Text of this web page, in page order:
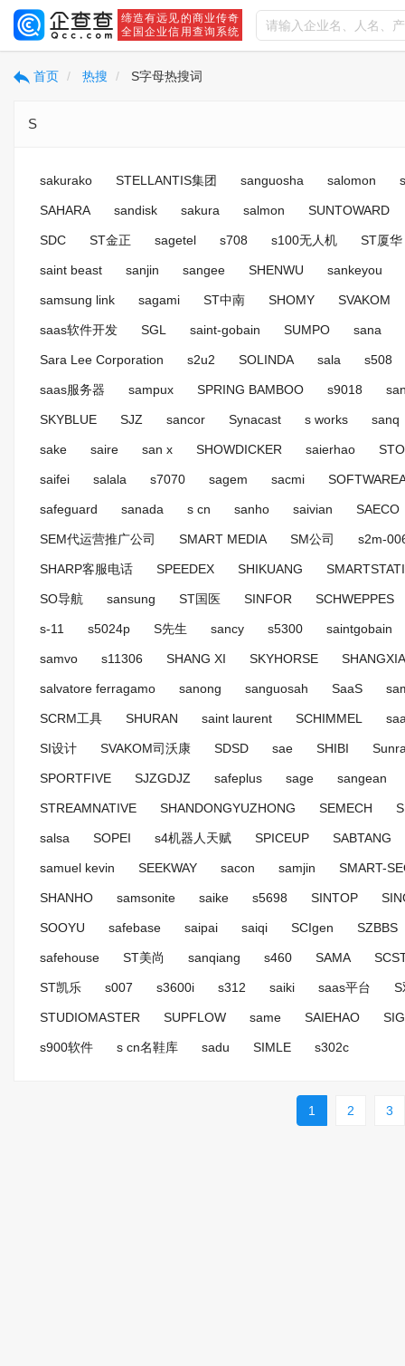
缔造有远见的商业传奇
全国企业信用查询系统
首页 热搜 S字母热搜词
S
sakurako STELLANTIS集团 sanguosha salomon
SAHARA sandisk sakura salmon SUNTOWARD
SDC ST金正 sagetel s708 s100无人机 ST厦华
saint beast sanjin sangee SHENWU sankeyou
samsung link sagami ST中南 SHOMY SVAKOM
saas软件开发 SGL saint-gobain SUMPO sana
Sara Lee Corporation s2u2 SOLINDA sala s508
saas服务器 sampux SPRING BAMBOO s9018
SKYBLUE SJZ sancor Synacast s works sanq
sake saire san x SHOWDICKER saierhao
saifei salala s7070 sagem sacmi
safeguard sanada s cn sanho saivian SAECO
SEM代运营推广公司 SMART MEDIA SM公司 s2m-
SHARP客服电话 SPEEDEX SHIKUANG
SO导航 sansung ST国医 SINFOR SCHWEPPES
s-11 s5024p S先生 sancy s5300 saintgobain
samvo s11306 SHANG XI SKYHORSE SHANGXIA
salvatore ferragamo sanong sanguosah SaaS
SCRM工具 SHURAN saint laurent SCHIMMEL
SI设计 SVAKOM司沃康 SDSD sae SHIBI
SPORTFIVE SJZGDJZ safeplus sage sangean
STREAMNATIVE SHANDONGYUZHONG SEMECH
salsa SOPEI s4机器人天赋 SPICEUP SABTANG
samuel kevin SEEKWAY sacon samjin SMART-
SHANHO samsonite saike s5698 SINTOP
SOOYU safebase saipai saiqi SCIgen SZBBS
safehouse ST美尚 sanqiang s460 SAMA
ST凯乐 s007 s3600i s312 saiki saas平台 S
STUDIOMASTER SUPFLOW same SAIEHAO SIG
s900软件 s cn名鞋库 sadu SIMLE s302c
1 2 3